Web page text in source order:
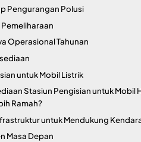
Pengurangan Polusi
Operasional Tahunan
untuk Mobil Listrik
Stasiun Pengisian untuk Mobil
Ramah?
untuk Mendukung
Masa Depan